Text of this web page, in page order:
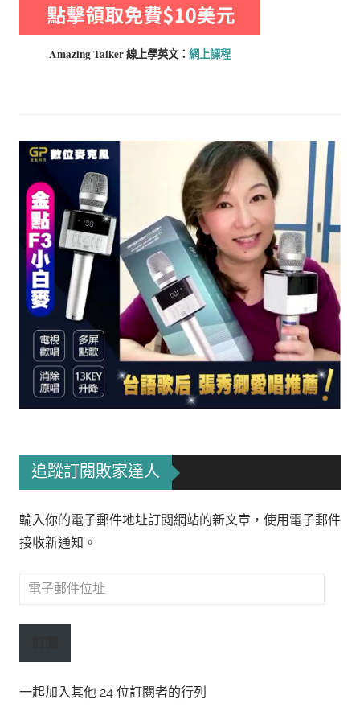
Amazing Talker 線上學英文： 網上課程
追蹤訂閱敗家達人
輸入你的電子郵件地址訂閱網站的新文章，使用電子郵件
接收新通知。
電
郵
址
一起加入其他 24 位訂閱者的行列